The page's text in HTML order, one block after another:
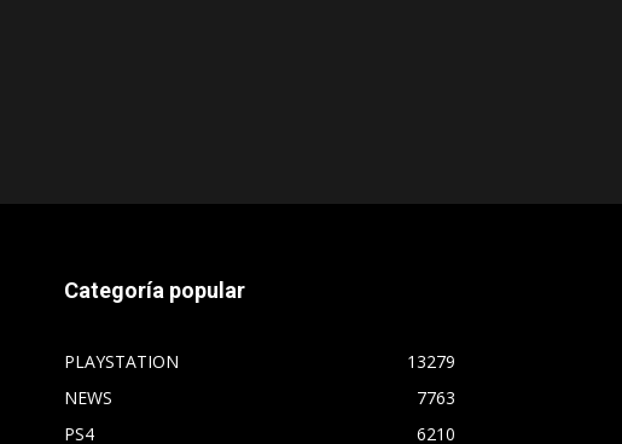
Categoría popular
PLAYSTATION
13279
NEWS
7763
PS4
6210